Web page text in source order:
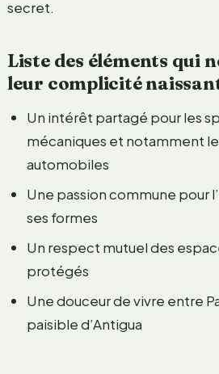
secret.
Liste des éléments qui
leur complicité
Un intérêt partagé pour les
mécaniques et notamment
automobiles
Une passion commune pour
ses formes
Un respect mutuel des
protégés
Une douceur de vivre entre
paisible d’Antigua